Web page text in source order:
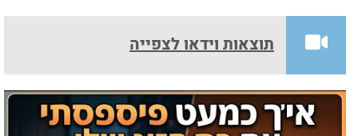
תוצאות וידאו לצפייה